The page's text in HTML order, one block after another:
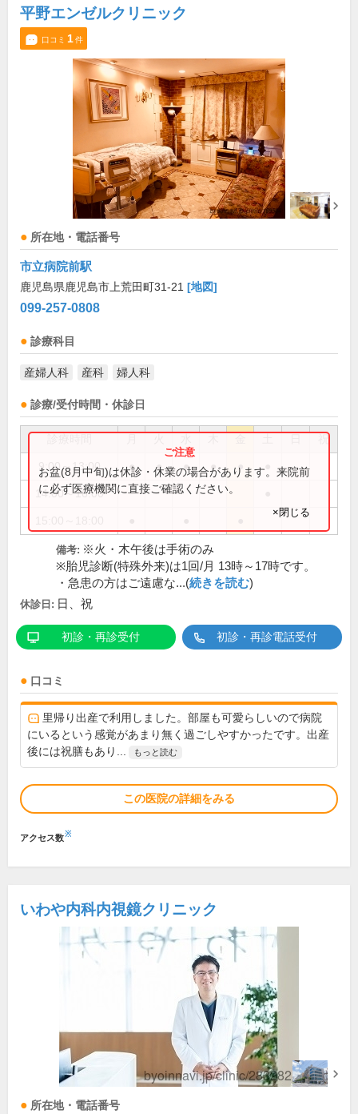
平野エンゼルクリニック
口コミ 1件
所在地・電話番号
市立病院前駅
鹿児島県鹿児島市上荒田町31-21 [地図]
099-257-0808
診療科目
産婦人科 産科 婦人科
診療/受付時間・休診日
祝
9:00～13:00 ● ● ● ● ●
14:00～16:00
お盆(8月中旬)は休診・休業の場合があります。来院前
に必ず医療機関に直接ご確認ください。
×閉じる
備考: ※火・木午後は手術のみ
※胎児診断(特殊外来)は1回/月 13時～17時です。
・急患の方はご遠慮な...(続きを読む)
休診日: 日、祝
初診・再診受付 初診・再診電話受付
口コミ
里帰り出産で利用しました。部屋も可愛らしいので病院
にいるという感覚があまり無く過ごしやすかったです。出産
後には祝膳もあり...
もっと読む
この医院の詳細をみる
アクセス数※
いわや内科内視鏡クリニック
所在地・電話番号